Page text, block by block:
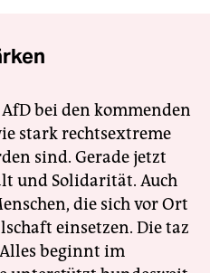
bei den kommenden
stark rechtsextreme
sind. Gerade jetzt
und Solidarität. Auch
die sich vor Ort
einsetzen. Die taz
beginnt im